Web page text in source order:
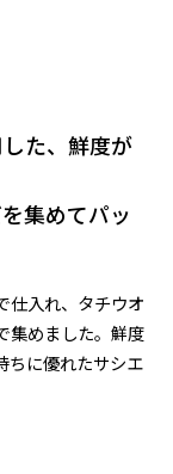
た、鮮度が
集めてパッ
仕入れ、タチウオ
集めました。鮮度
ちに優れたサシエ